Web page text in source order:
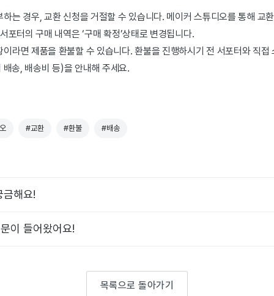
하는 경우, 교환 신청을 거절할 수 있습니다. 메이커 스튜디오를 통해 교
포터의 구매 내역은 ‘구매 확정’상태로 변경됩니다.
이라면 제품을 환불할 수 있습니다. 환불을 진행하시기 전 서포터와 직접
송, 배송비 등)을 안내해 주세요.
#교환 #환불 #배송
해요!
이 들어왔어요!
목록으로 돌아가기